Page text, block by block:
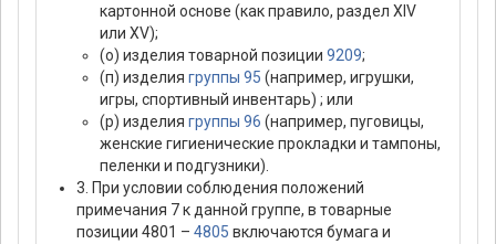
картонной основе (как правило, раздел XIV
или XV);
(о) изделия товарной позиции 9209;
(п) изделия группы 95 (например, игрушки,
игры, спортивный инвентарь) ; или
(р) изделия группы 96 (например, пуговицы,
женские гигиенические прокладки и тампоны,
пеленки и подгузники).
3. При условии соблюдения положений
примечания 7 к данной группе, в товарные
позиции 4801 – 4805 включаются бумага и